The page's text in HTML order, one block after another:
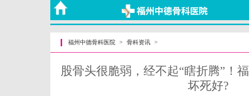
福州中德骨科医院 > 骨科资讯 >
股骨头很脆弱，经不起“瞎折腾”！
坏死好?